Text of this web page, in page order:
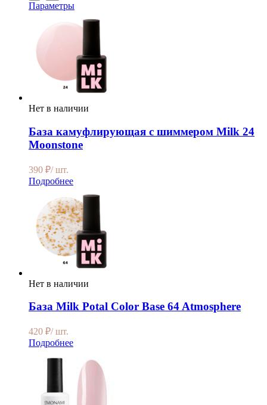
Параметры
Нет в наличии
База камуфлирующая с шиммером Milk 24
Moonstone
390 ₽/ шт.
Подробнее
Нет в наличии
База Milk Potal Color Base 64 Atmosphere
420 ₽/ шт.
Подробнее